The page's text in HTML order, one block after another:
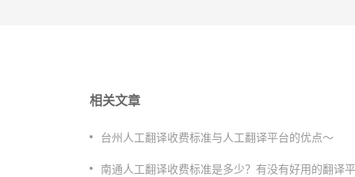
相关文章
​台州人工翻译收费标准与人工翻译平台的优点～
南通人工翻译收费标准是多少？有没有好用的翻译